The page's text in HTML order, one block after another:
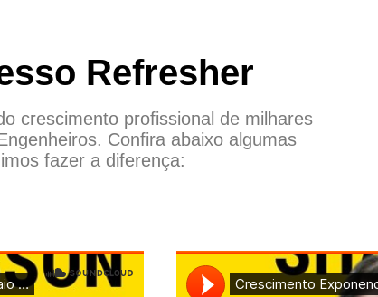
Refresher
crescimento profissional de milhares
Confira abaixo algumas
fazer a diferença: